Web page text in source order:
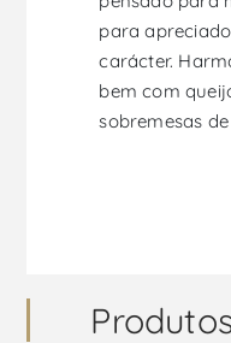
para
carácter.
bem com
sobremesas